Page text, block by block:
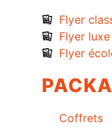
Flyer
Flyer luxe
Flyer
Coffrets